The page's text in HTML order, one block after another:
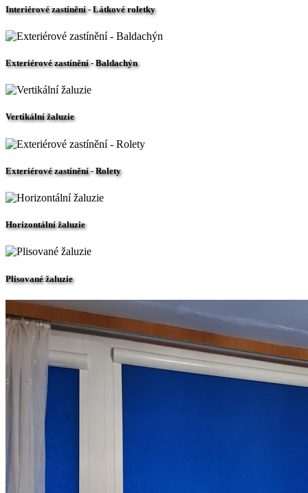
Interiérové zastínění - Látkové roletky
Exteriérové zastínění - Baldachýn
Vertikální žaluzie
Exteriérové zastínění - Rolety
Horizontální žaluzie
Plisované žaluzie